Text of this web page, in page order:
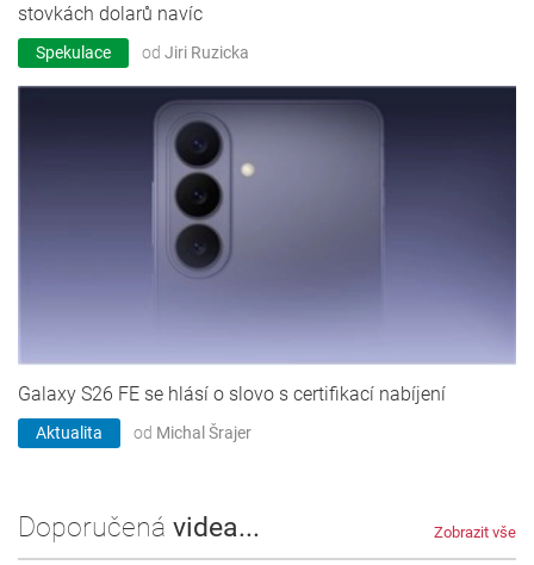
stovkách dolarů navíc
Spekulace od Jiri Ruzicka
Galaxy S26 FE se hlásí o slovo s certifikací nabíjení
Aktualita od Michal Šrajer
Doporučená videa... Zobrazit vše